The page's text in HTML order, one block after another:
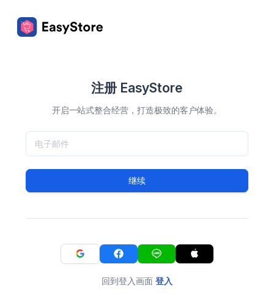
注册 EasyStore
开启一站式整合经营，打造极致的客户体验。
继续
回到登入画面 登入